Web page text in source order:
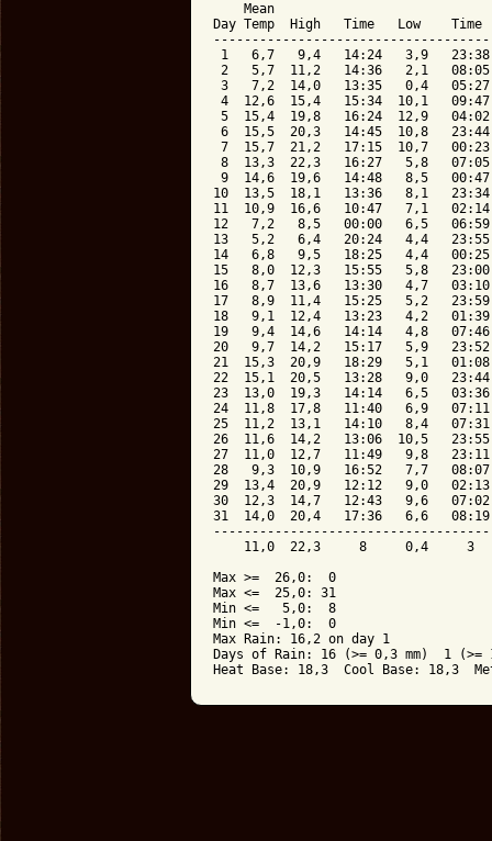
Mean
Day Temp  High   Time   Low
1   6,7   9,4   14:24   3,9
2   5,7  11,2   14:36   2,1
3   7,2  14,0   13:35   0,4
4  12,6  15,4   15:34  10,1
5  15,4  19,8   16:24  12,9
6  15,5  20,3   14:45  10,8
7  15,7  21,2   17:15  10,7
8  13,3  22,3   16:27   5,8
9  14,6  19,6   14:48   8,5
10  13,5  18,1   13:36   8,1
11  10,9  16,6   10:47   7,1
12   7,2   8,5   00:00   6,5
13   5,2   6,4   20:24   4,4
14   6,8   9,5   18:25   4,4
15   8,0  12,3   15:55   5,8
16   8,7  13,6   13:30   4,7
17   8,9  11,4   15:25   5,2
18   9,1  12,4   13:23   4,2
19   9,4  14,6   14:14   4,8
20   9,7  14,2   15:17   5,9
21  15,3  20,9   18:29   5,1
22  15,1  20,5   13:28   9,0
23  13,0  19,3   14:14   6,5
24  11,8  17,8   11:40   6,9
25  11,2  13,1   14:10   8,4
26  11,6  14,2   13:06  10,5
27  11,0  12,7   11:49   9,8
28   9,3  10,9   16:52   7,7
29  13,4  20,9   12:12   9,0
30  12,3  14,7   12:43   9,6
31  14,0  20,4   17:36   6,6
11,0  22,3     8     0,4     3
Max >=  26,0:  0
Max <=  25,0: 31
Min <=   5,0:  8
Min <=  -1,0:  0
Max Rain: 16,2 on day 1
Days of Rain: 16 (>= 0,3 mm)  1 (>=